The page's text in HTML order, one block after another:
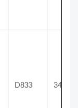
D833 3464